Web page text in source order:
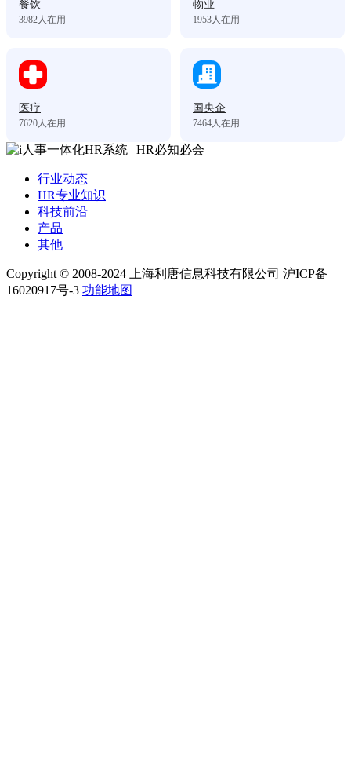
餐饮
3982人在用
物业
1953人在用
医疗
7620人在用
国央企
7464人在用
行业动态
HR专业知识
科技前沿
产品
其他
Copyright © 2008-2024 上海利唐信息科技有限公司 沪ICP备
16020917号-3 功能地图